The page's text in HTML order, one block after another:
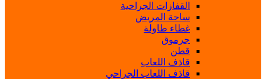
القفازات الجراحية
ساحة المريض
غطاء طاولة
جرموق
قطن
قاذف اللعاب
قاذف اللعاب الجراحي